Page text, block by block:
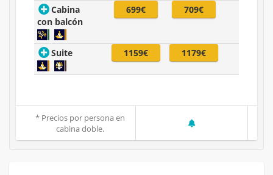
Cabina
con balcón
699€ 709€
Suite 1159€ 1179€
* Precios por persona en
cabina doble.